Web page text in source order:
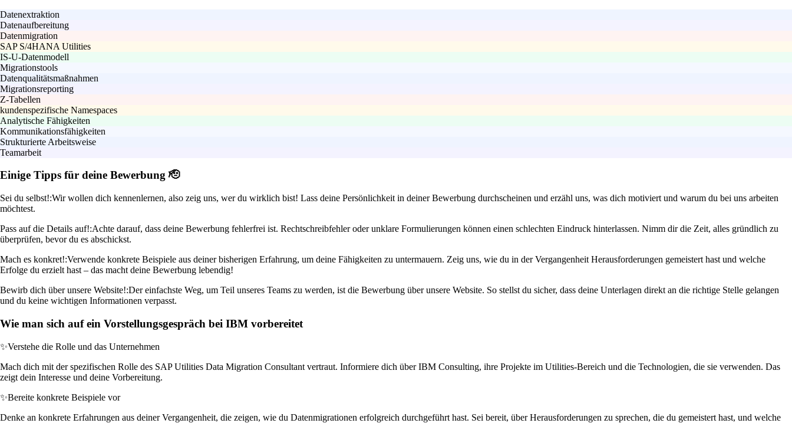
Datenextraktion
Datenaufbereitung
Datenmigration
SAP S/4HANA Utilities
IS-U-Datenmodell
Migrationstools
Datenqualitätsmaßnahmen
Migrationsreporting
Z-Tabellen
kundenspezifische Namespaces
Analytische Fähigkeiten
Kommunikationsfähigkeiten
Strukturierte Arbeitsweise
Teamarbeit
Einige Tipps für deine Bewerbung 🫡
Sei du selbst!:Wir wollen dich kennenlernen, also zeig uns, wer du wirklich bist! Lass deine Persönlichkeit in deiner Bewerbung durchscheinen und erzähl uns, was dich motiviert und warum du bei uns arbeiten
möchtest.
Pass auf die Details auf!:Achte darauf, dass deine Bewerbung fehlerfrei ist. Rechtschreibfehler oder unklare Formulierungen können einen schlechten Eindruck hinterlassen. Nimm dir die Zeit, alles gründlich zu
überprüfen, bevor du es abschickst.
Mach es konkret!:Verwende konkrete Beispiele aus deiner bisherigen Erfahrung, um deine Fähigkeiten zu untermauern. Zeig uns, wie du in der Vergangenheit Herausforderungen gemeistert hast und welche
Erfolge du erzielt hast – das macht deine Bewerbung lebendig!
Bewirb dich über unsere Website!:Der einfachste Weg, um Teil unseres Teams zu werden, ist die Bewerbung über unsere Website. So stellst du sicher, dass deine Unterlagen direkt an die richtige Stelle gelangen
und du keine wichtigen Informationen verpasst.
Wie man sich auf ein Vorstellungsgespräch bei IBM vorbereitet
✨Verstehe die Rolle und das Unternehmen
Mach dich mit der spezifischen Rolle des SAP Utilities Data Migration Consultant vertraut. Informiere dich über IBM Consulting, ihre Projekte im Utilities-Bereich und die Technologien, die sie verwenden. Das
zeigt dein Interesse und deine Vorbereitung.
✨Bereite konkrete Beispiele vor
Denke an konkrete Erfahrungen aus deiner Vergangenheit, die zeigen, wie du Datenmigrationen erfolgreich durchgeführt hast. Sei bereit, über Herausforderungen zu sprechen, die du gemeistert hast, und welche